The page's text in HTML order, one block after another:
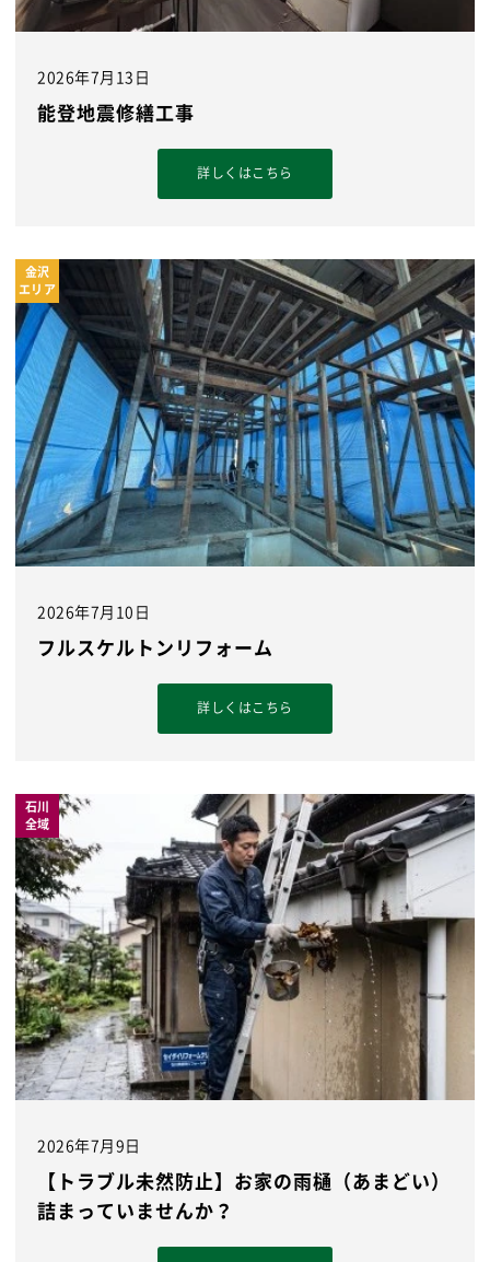
2026年7月13日
能登地震修繕工事
詳しくはこちら
金沢
エリア
2026年7月10日
フルスケルトンリフォーム
詳しくはこちら
石川
全域
2026年7月9日
【トラブル未然防止】お家の雨樋（あまどい）
詰まっていませんか？